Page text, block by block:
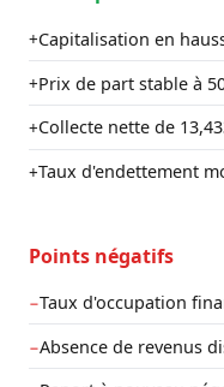
+Capitalisation en
+Prix de part stable à
+Collecte nette de
+Taux d'endettement
Points négatifs
−Taux d'occupation
−Absence de revenus